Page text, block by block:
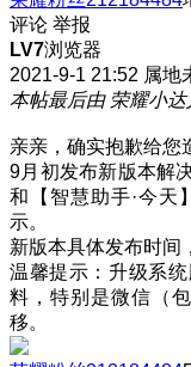
评论 举报
LV7浏览器
2021-9-1 21:52 属地
本帖最后由 荣耀小
亲亲，确实抱歉给您
9月初发布新版本解
和【智慧助手·今天
示。
新版本具体发布时间
温馨提示：升级系
料，特别是微信（
移。